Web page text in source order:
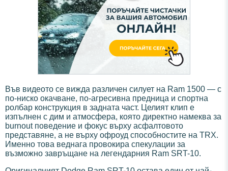
Във видеото се вижда различен силует на Ram 1500 — с
по-ниско окачване, по-агресивна предница и спортна
ролбар конструкция в задната част. Целият клип е
изпълнен с дим и атмосфера, която директно намеква за
burnout поведение и фокус върху асфалтовото
представяне, а не върху офроуд способностите на TRX.
Именно това веднага провокира спекулации за
възможно завръщане на легендарния Ram SRT-10.